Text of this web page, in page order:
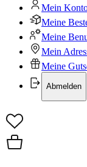
Mein
Meine
Meine
Mein
Meine
Abmelden